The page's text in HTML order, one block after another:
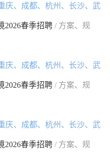
庆、成都、杭州、长沙、武
2026春季招聘/ 方案、规
庆、成都、杭州、长沙、武
2026春季招聘/ 方案、规
庆、成都、杭州、长沙、武
2026春季招聘/ 方案、规